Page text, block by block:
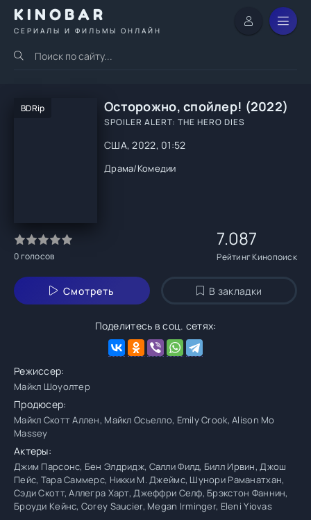
KINOBAR
СЕРИАЛЫ И ФИЛЬМЫ ОНЛАЙН
BDRip Осторожно, спойлер! (2022)
SPOILER ALERT: THE HERO DIES
США, 2022, 01:52
Драма/Комедии
0голосов
7.087
Рейтинг Кинопоиск
Смотреть В закладки
Поделитесь в соц. сетях:
Режиссер:
Майкл Шоуолтер
Продюсер:
Майкл Скотт Аллен, Майкл Осьелло, Emily Crook, Alison Mo
Massey
Актеры:
Джим Парсонс, Бен Элдридж, Салли Филд, Билл Ирвин, Джош
Пейс, Тара Саммерс, Никки М. Джеймс, Шунори Раманатхан,
Сэди Скотт, Аллегра Харт, Джеффри Селф, Брэкстон Фаннин,
Броуди Кейнс, Corey Saucier, Megan Irminger, Eleni Yiovas